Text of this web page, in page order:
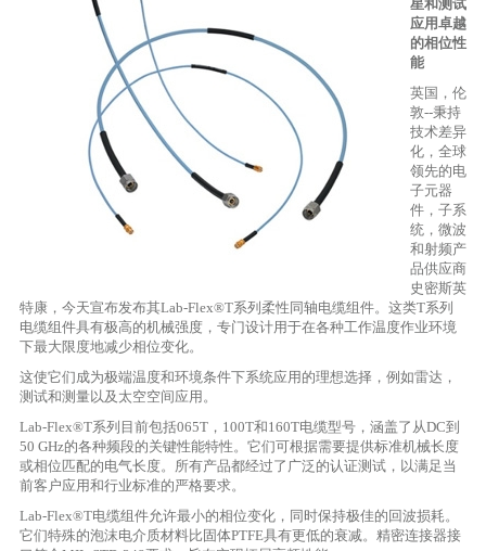
星和测试
应用卓越
的相位性
能
英国，伦
敦--秉持
技术差异
化，全球
领先的电
子元器
件，子系
统，微波
和射频产
品供应商
史密斯英
特康，今天宣布发布其Lab-Flex®T系列柔性同轴电缆组件。这类T系列
电缆组件具有极高的机械强度，专门设计用于在各种工作温度作业环境
下最大限度地减少相位变化。
这使它们成为极端温度和环境条件下系统应用的理想选择，例如雷达，
测试和测量以及太空空间应用。
Lab-Flex®T系列目前包括065T，100T和160T电缆型号，涵盖了从DC到
50 GHz的各种频段的关键性能特性。它们可根据需要提供标准机械长度
或相位匹配的电气长度。所有产品都经过了广泛的认证测试，以满足当
前客户应用和行业标准的严格要求。
Lab-Flex®T电缆组件允许最小的相位变化，同时保持极佳的回波损耗。
它们特殊的泡沫电介质材料比固体PTFE具有更低的衰减。精密连接器接